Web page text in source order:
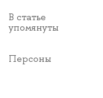
В статье
упомянуты
Персоны